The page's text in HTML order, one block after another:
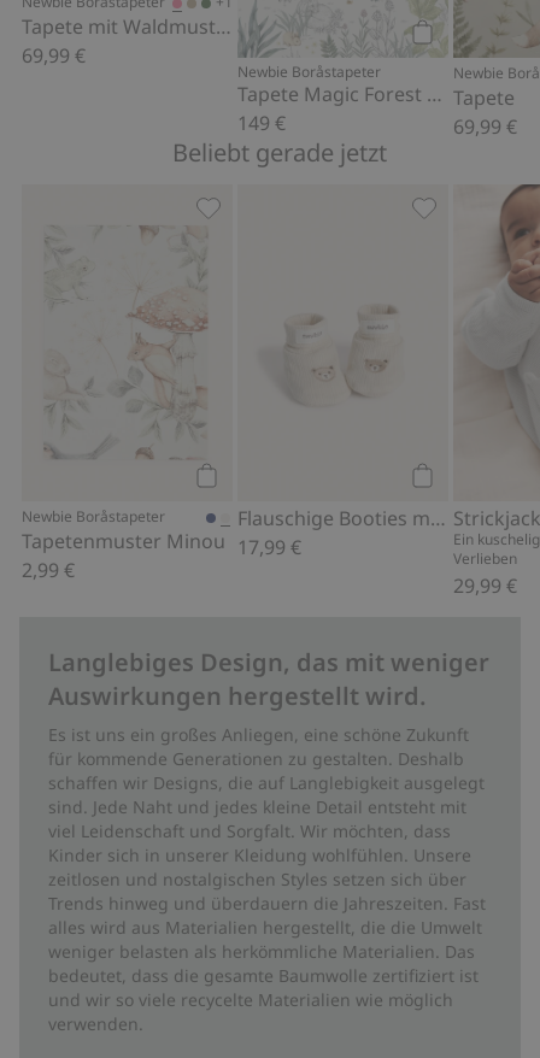
Artikelnummer:762021
FSC-zertifiziertes Holz/PapierTapete mit Waldmuster
69,99 €
Kaufen
Newbie Boråstapeter
Tapete Magic Forest Mural – Wandbildtapete
149 €
Newbie
Tapete
69,99 €
Beliebt gerade jetzt
Newbie Boråstapeter
Tapetenmuster Minou
2,99 €
Tapetenmuster Minou, Zu Favoriten
Flauschige Booties mit Teddy
17,99 €
Flauschige
Ein
Verlieben
29,99 €
Langlebiges Design, das mit weniger
Auswirkungen hergestellt wird.
Es ist uns ein großes Anliegen, eine schöne Zukunft
für kommende Generationen zu gestalten. Deshalb
schaffen wir Designs, die auf Langlebigkeit ausgelegt
sind. Jede Naht und jedes kleine Detail entsteht mit
viel Leidenschaft und Sorgfalt. Wir möchten, dass
Kinder sich in unserer Kleidung wohlfühlen. Unsere
zeitlosen und nostalgischen Styles setzen sich über
Trends hinweg und überdauern die Jahreszeiten. Fast
alles wird aus Materialien hergestellt, die die Umwelt
weniger belasten als herkömmliche Materialien. Das
bedeutet, dass die gesamte Baumwolle zertifiziert ist
und wir so viele recycelte Materialien wie möglich
verwenden.